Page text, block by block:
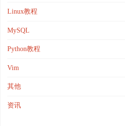
Linux教程
MySQL
Python教程
Vim
其他
资讯